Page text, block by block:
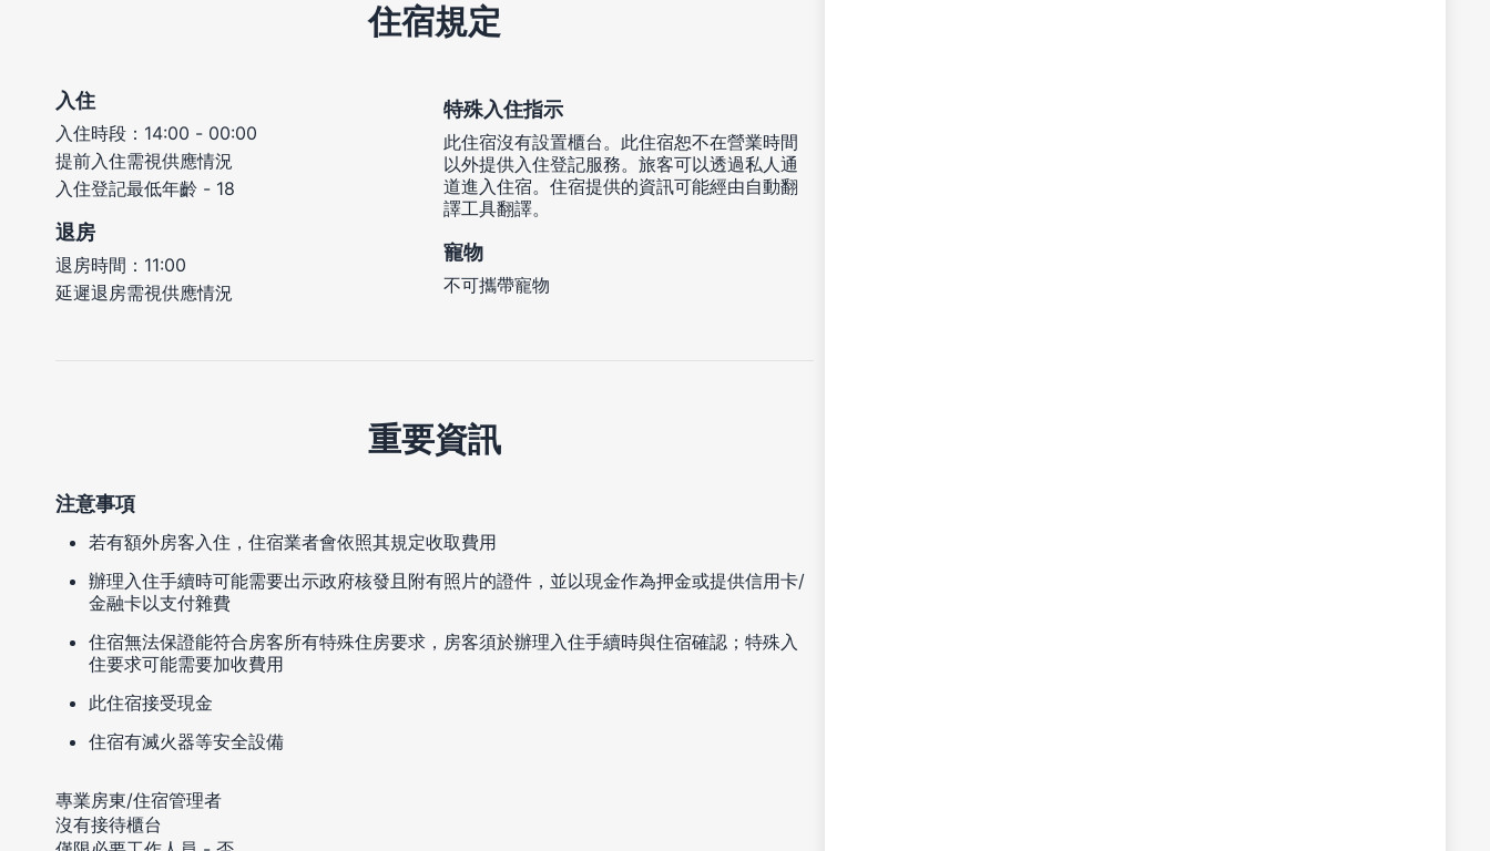
住宿規定
入住
入住時段：14:00 - 00:00
提前入住需視供應情況
入住登記最低年齡 - 18
退房
退房時間：11:00
延遲退房需視供應情況
特殊入住指示
此住宿沒有設置櫃台。此住宿恕不在營業時間
以外提供入住登記服務。旅客可以透過私人通
道進入住宿。住宿提供的資訊可能經由自動翻
譯工具翻譯。
寵物
不可攜帶寵物
重要資訊
注意事項
若有額外房客入住，住宿業者會依照其規定收取費用
辦理入住手續時可能需要出示政府核發且附有照片的證件，並以現金作為押金或提供信用卡/
金融卡以支付雜費
住宿無法保證能符合房客所有特殊住房要求，房客須於辦理入住手續時與住宿確認；特殊入
住要求可能需要加收費用
此住宿接受現金
住宿有滅火器等安全設備
專業房東/住宿管理者
沒有接待櫃台